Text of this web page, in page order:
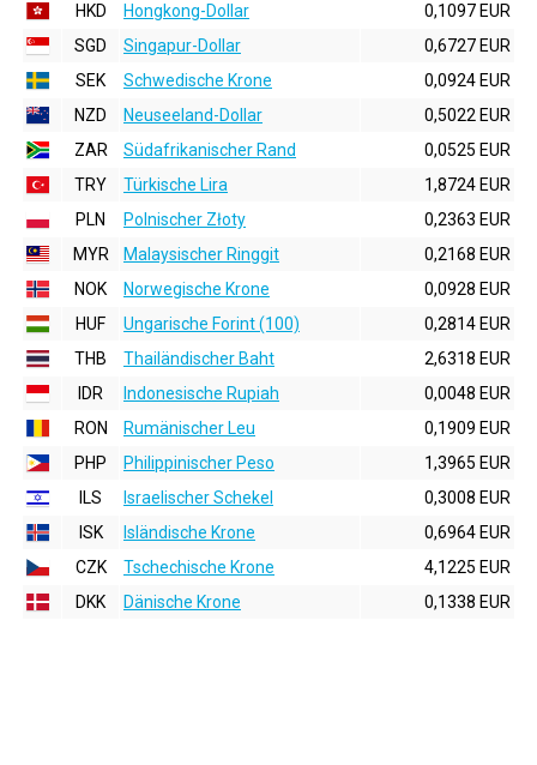
HKD
Hongkong-Dollar
0,1097 EUR
SGD
Singapur-Dollar
0,6727 EUR
SEK
Schwedische Krone
0,0924 EUR
NZD
Neuseeland-Dollar
0,5022 EUR
ZAR
Südafrikanischer Rand
0,0525 EUR
TRY
Türkische Lira
1,8724 EUR
PLN
Polnischer Złoty
0,2363 EUR
MYR
Malaysischer Ringgit
0,2168 EUR
NOK
Norwegische Krone
0,0928 EUR
HUF
Ungarische Forint (100)
0,2814 EUR
THB
Thailändischer Baht
2,6318 EUR
IDR
Indonesische Rupiah
0,0048 EUR
RON
Rumänischer Leu
0,1909 EUR
PHP
Philippinischer Peso
1,3965 EUR
ILS
Israelischer Schekel
0,3008 EUR
ISK
Isländische Krone
0,6964 EUR
CZK
Tschechische Krone
4,1225 EUR
DKK
Dänische Krone 0,1338 EUR